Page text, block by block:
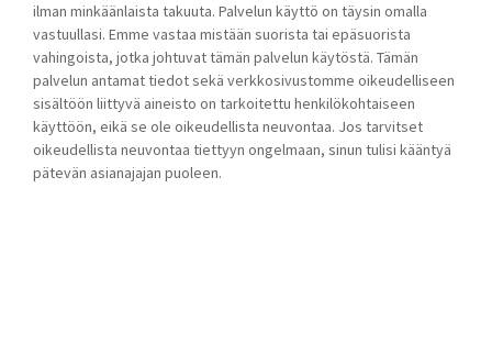
ilman minkäänlaista takuuta. Palvelun käyttö on täysin omalla
vastuullasi. Emme vastaa mistään suorista tai epäsuorista
vahingoista, jotka johtuvat tämän palvelun käytöstä. Tämän
palvelun antamat tiedot sekä verkkosivustomme oikeudelliseen
sisältöön liittyvä aineisto on tarkoitettu henkilökohtaiseen
käyttöön, eikä se ole oikeudellista neuvontaa. Jos tarvitset
oikeudellista neuvontaa tiettyyn ongelmaan, sinun tulisi kääntyä
pätevän asianajajan puoleen.